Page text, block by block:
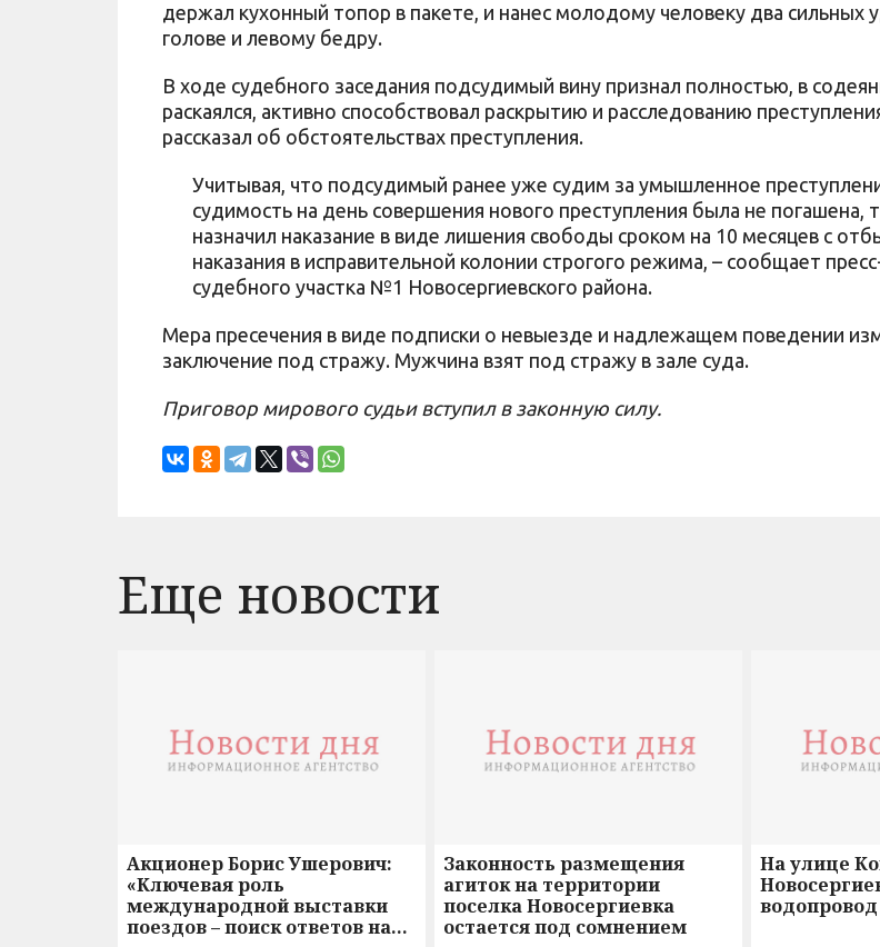
держал кухонный топор в пакете, и нанес молодому человеку два сильных
голове и левому бедру.
В ходе судебного заседания подсудимый вину признал полностью, в
раскаялся, активно способствовал раскрытию и расследованию
рассказал об обстоятельствах преступления.
Учитывая, что подсудимый ранее уже судим за умышленное
судимость на день совершения нового преступления была не погашена,
назначил наказание в виде лишения свободы сроком на 10 месяцев с
наказания в исправительной колонии строгого режима, – сообщает
судебного участка №1 Новосергиевского района.
Мера пресечения в виде подписки о невыезде и надлежащем поведении
заключение под стражу. Мужчина взят под стражу в зале суда.
Приговор мирового судьи вступил в законную силу.
Еще новости
Акционер Борис Ушерович:
«Ключевая роль
международной выставки
поездов – поиск ответов на
Законность размещения
агиток на территории
поселка Новосергиевка
остается под сомнением
На улице
водопровод